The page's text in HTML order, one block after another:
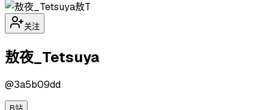
敖T
关注
敖夜_Tetsuya
@3a5b09dd